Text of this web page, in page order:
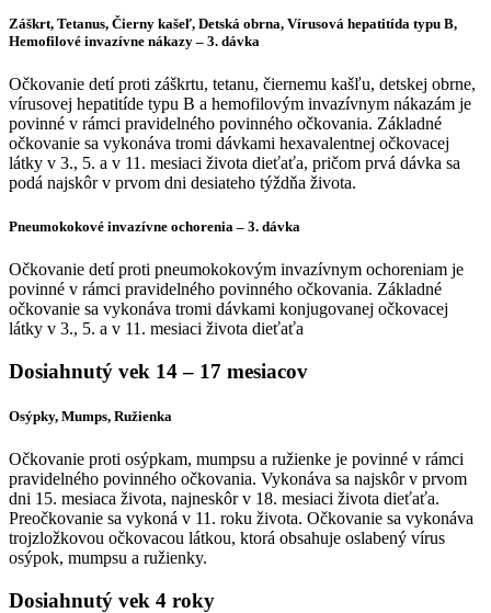
Záškrt, Tetanus, Čierny kašeľ, Detská obrna, Vírusová hepatitída typu B,
Hemofilové invazívne nákazy – 3. dávka
Očkovanie detí proti záškrtu, tetanu, čiernemu kašľu, detskej obrne,
vírusovej hepatitíde typu B a hemofilovým invazívnym nákazám je
povinné v rámci pravidelného povinného očkovania. Základné
očkovanie sa vykonáva tromi dávkami hexavalentnej očkovacej
látky v 3., 5. a v 11. mesiaci života dieťaťa, pričom prvá dávka sa
podá najskôr v prvom dni desiateho týždňa života.
Pneumokokové invazívne ochorenia – 3. dávka
Očkovanie detí proti pneumokokovým invazívnym ochoreniam je
povinné v rámci pravidelného povinného očkovania. Základné
očkovanie sa vykonáva tromi dávkami konjugovanej očkovacej
látky v 3., 5. a v 11. mesiaci života dieťaťa
Dosiahnutý vek 14 – 17 mesiacov
Osýpky, Mumps, Ružienka
Očkovanie proti osýpkam, mumpsu a ružienke je povinné v rámci
pravidelného povinného očkovania. Vykonáva sa najskôr v prvom
dni 15. mesiaca života, najneskôr v 18. mesiaci života dieťaťa.
Preočkovanie sa vykoná v 11. roku života. Očkovanie sa vykonáva
trojzložkovou očkovacou látkou, ktorá obsahuje oslabený vírus
osýpok, mumpsu a ružienky.
Dosiahnutý vek 4 roky